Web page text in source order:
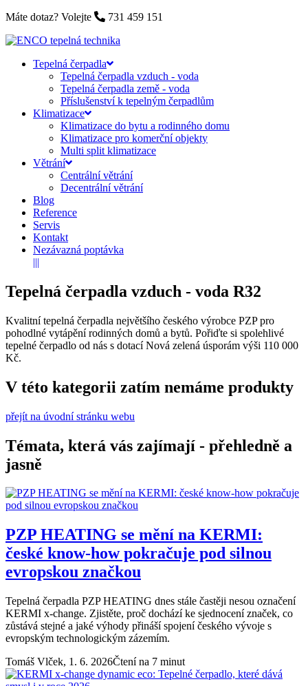
Máte dotaz? Volejte 731 459 151
Tepelná čerpadla
Tepelná čerpadla vzduch - voda
Tepelná čerpadla země - voda
Příslušenství k tepelným čerpadlům
Klimatizace
Klimatizace do bytu a rodinného domu
Klimatizace pro komerční objekty
Multi split klimatizace
Větrání
Centrální větrání
Decentrální větrání
Blog
Reference
Servis
Kontakt
Nezávazná poptávka
|||
Tepelná čerpadla vzduch - voda R32
Kvalitní tepelná čerpadla největšího českého výrobce PZP pro
pohodlné vytápění rodinných domů a bytů. Pořiďte si spolehlivé
tepelné čerpadlo od nás s dotací Nová zelená úsporám výši 110 000
Kč.
V této kategorii zatím nemáme produkty
přejít na úvodní stránku webu
Témata, která vás zajímají - přehledně a
jasně
PZP HEATING se mění na KERMI:
české know-how pokračuje pod silnou
evropskou značkou
Tepelná čerpadla PZP HEATING dnes stále častěji nesou označení
KERMI x-change. Zjistěte, proč dochází ke sjednocení značek, co
zůstává stejné a jaké výhody přináší spojení českého vývoje s
evropským technologickým zázemím.
Tomáš Vlček, 1. 6. 2026Čtení na 7 minut